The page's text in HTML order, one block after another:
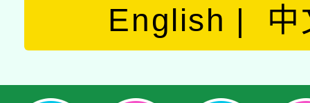
English 中